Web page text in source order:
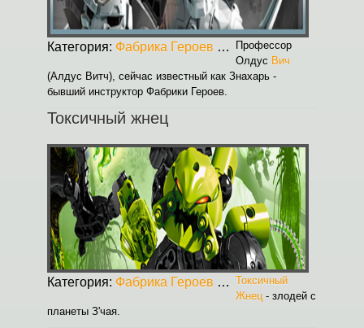
Категория: Фабрика Героев Опубликовано:
Профессор
Олдус Вич
(Алдус Витч), сейчас известный как Знахарь -
бывший инструктор Фабрики Героев.
Токсичный жнец
Категория: Фабрика Героев Опубликовано:
Токсичный
Жнец- злодей с
планеты З'чая.